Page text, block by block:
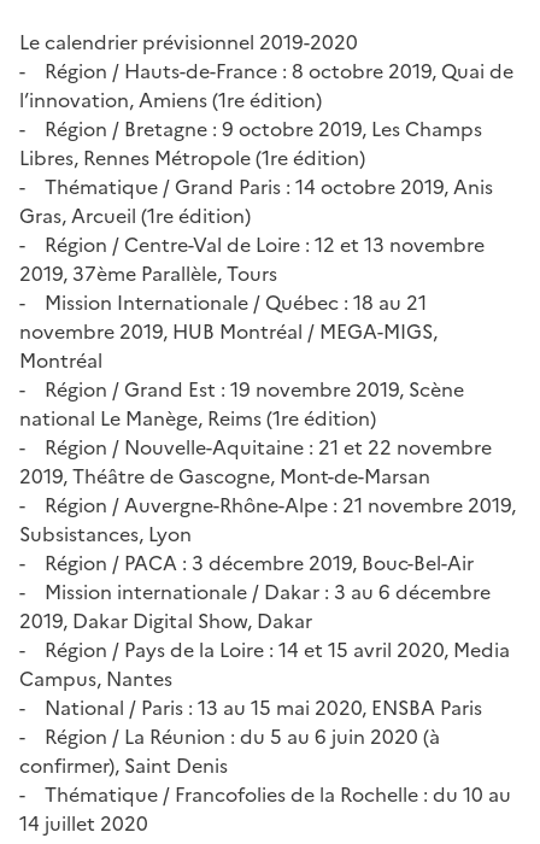
Le calendrier prévisionnel 2019-2020
- Région / Hauts-de-France : 8 octobre 2019, Quai de
l’innovation, Amiens (1re édition)
- Région / Bretagne : 9 octobre 2019, Les Champs
Libres, Rennes Métropole (1re édition)
- Thématique / Grand Paris : 14 octobre 2019, Anis
Gras, Arcueil (1re édition)
- Région / Centre-Val de Loire : 12 et 13 novembre
2019, 37ème Parallèle, Tours
- Mission Internationale / Québec : 18 au 21
novembre 2019, HUB Montréal / MEGA-MIGS,
Montréal
- Région / Grand Est : 19 novembre 2019, Scène
national Le Manège, Reims (1re édition)
- Région / Nouvelle-Aquitaine : 21 et 22 novembre
2019, Théâtre de Gascogne, Mont-de-Marsan
- Région / Auvergne-Rhône-Alpe : 21 novembre 2019,
Subsistances, Lyon
- Région / PACA : 3 décembre 2019, Bouc-Bel-Air
- Mission internationale / Dakar : 3 au 6 décembre
2019, Dakar Digital Show, Dakar
- Région / Pays de la Loire : 14 et 15 avril 2020, Media
Campus, Nantes
- National / Paris : 13 au 15 mai 2020, ENSBA Paris
- Région / La Réunion : du 5 au 6 juin 2020 (à
confirmer), Saint Denis
- Thématique / Francofolies de la Rochelle : du 10 au
14 juillet 2020